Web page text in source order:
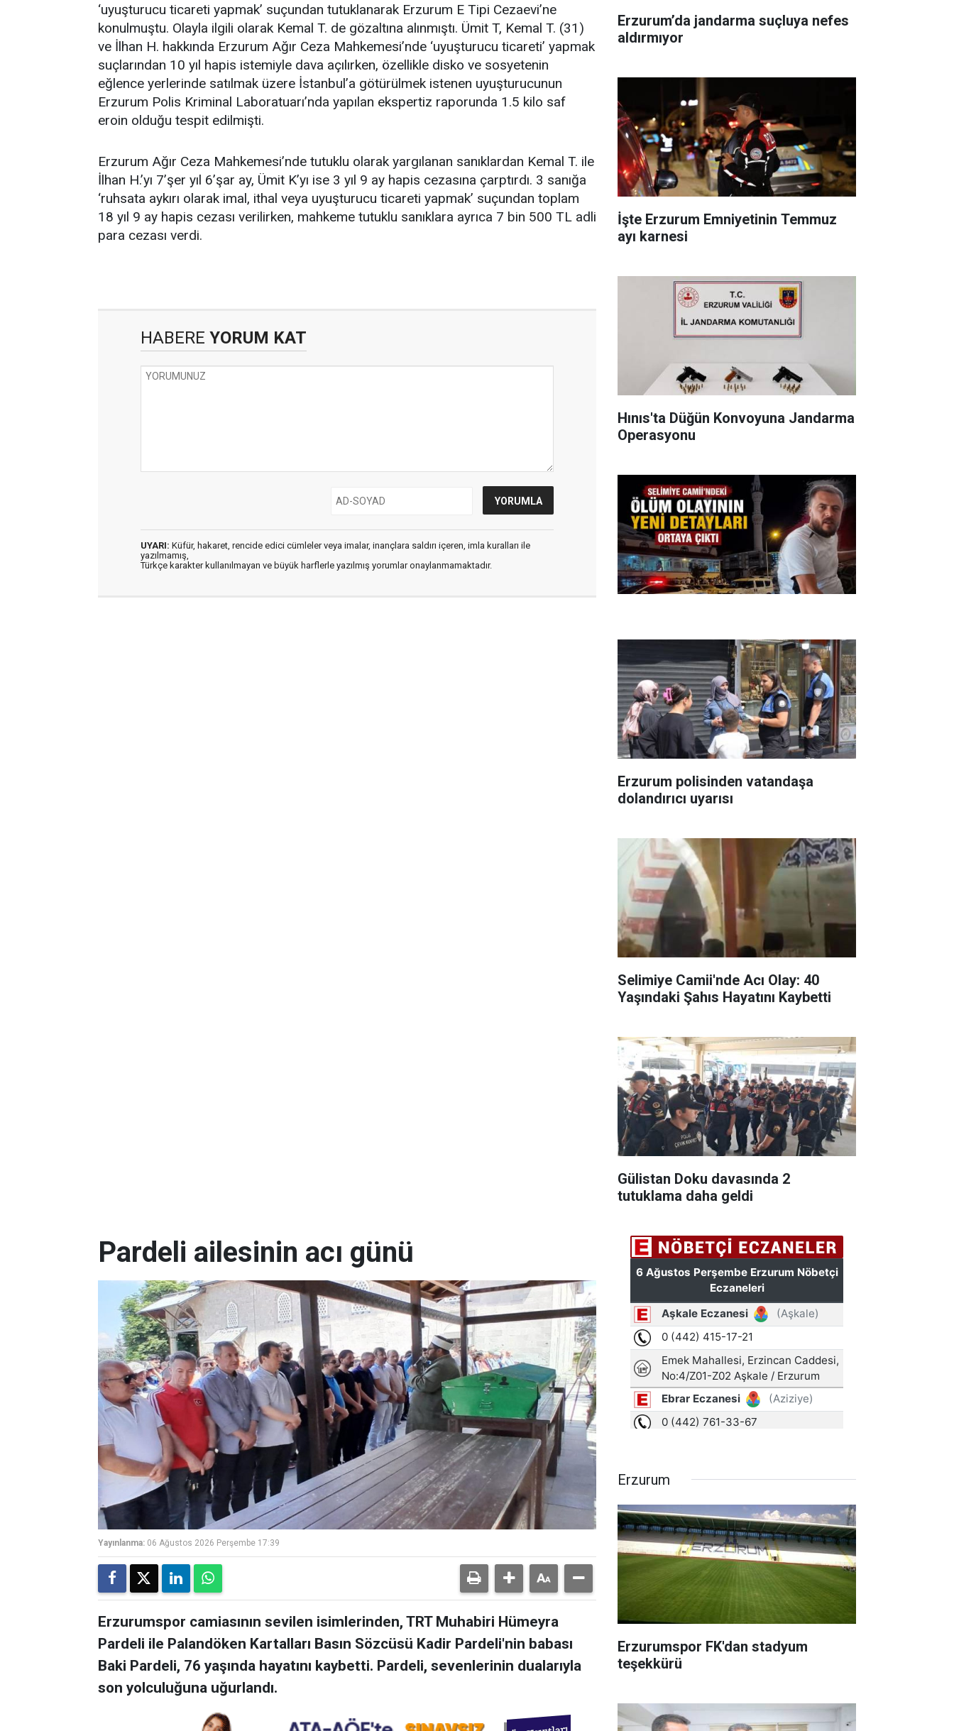
‘uyuşturucu ticareti yapmak’ suçundan tutuklanarak Erzurum E Tipi Cezaevi’ne
konulmuştu. Olayla ilgili olarak Kemal T. de gözaltına alınmıştı. Ümit T, Kemal T. (31)
ve İlhan H. hakkında Erzurum Ağır Ceza Mahkemesi’nde ‘uyuşturucu ticareti’ yapmak
suçlarından 10 yıl hapis istemiyle dava açılırken, özellikle disko ve sosyetenin
eğlence yerlerinde satılmak üzere İstanbul’a götürülmek istenen uyuşturucunun
Erzurum Polis Kriminal Laboratuarı’nda yapılan ekspertiz raporunda 1.5 kilo saf
eroin olduğu tespit edilmişti.
Erzurum Ağır Ceza Mahkemesi’nde tutuklu olarak yargılanan sanıklardan Kemal T. ile
İlhan H.’yı 7’şer yıl 6’şar ay, Ümit K’yı ise 3 yıl 9 ay hapis cezasına çarptırdı. 3 sanığa
‘ruhsata aykırı olarak imal, ithal veya uyuşturucu ticareti yapmak’ suçundan toplam
18 yıl 9 ay hapis cezası verilirken, mahkeme tutuklu sanıklara ayrıca 7 bin 500 TL adli
para cezası verdi.
HABERE YORUM KAT
UYARI: Küfür, hakaret, rencide edici cümleler veya imalar, inançlara saldırı içeren, imla kuralları ile
yazılmamış,
Türkçe karakter kullanılmayan ve büyük harflerle yazılmış yorumlar onaylanmamaktadır.
Erzurum’da jandarma suçluya nefes
aldırmıyor
İşte Erzurum Emniyetinin Temmuz
ayı karnesi
Hınıs'ta Düğün Konvoyuna Jandarma
Operasyonu
Erzurum polisinden vatandaşa
dolandırıcı uyarısı
Selimiye Camii'nde Acı Olay: 40
Yaşındaki Şahıs Hayatını Kaybetti
Gülistan Doku davasında 2
tutuklama daha geldi
Pardeli ailesinin acı günü
Yayınlanma: 06 Ağustos 2026 Perşembe 17:39
Erzurumspor camiasının sevilen isimlerinden, TRT Muhabiri Hümeyra
Pardeli ile Palandöken Kartalları Basın Sözcüsü Kadir Pardeli'nin babası
Baki Pardeli, 76 yaşında hayatını kaybetti. Pardeli, sevenlerinin dualarıyla
son yolculuğuna uğurlandı.
Erzurum
Erzurumspor FK'dan stadyum
teşekkürü